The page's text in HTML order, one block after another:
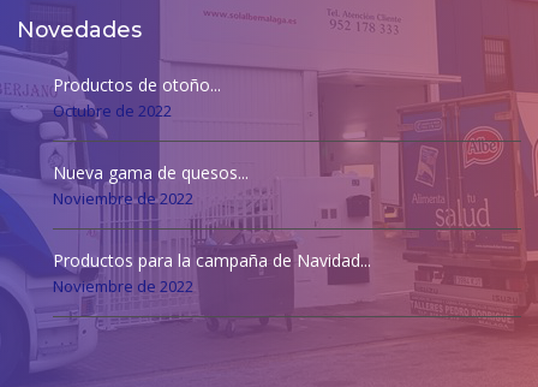
Novedades
Productos de otoño...
Octubre de 2022
Nueva gama de quesos...
Noviembre de 2022
Productos para la campaña de Navidad...
Noviembre de 2022